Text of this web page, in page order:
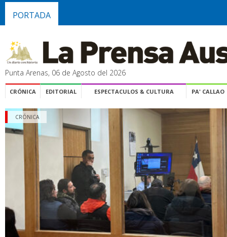
PORTADA
Punta Arenas, 06 de Agosto del 2026
CRÓNICA EDITORIAL ESPECTACULOS & CULTURA PA' CALLAO
CRÓNICA